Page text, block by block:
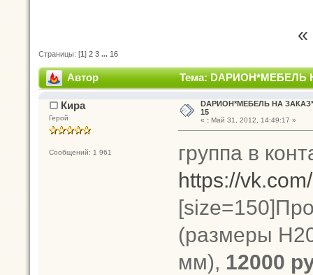
Страницы: [1] 2 3 ... 16
Автор Тема: DАРИОН*МЕБЕЛЬ
Кира
Герой
Сообщений: 1 961
DАРИОН*МЕБЕЛЬ НА
15
« :Май 31, 2012, 14:49:17 »
группа в
https://
(размеры
мм), 12000